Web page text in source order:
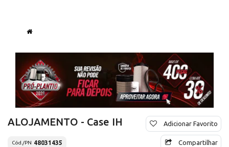
ALOJAMENTO - Case IH
Cód./PN 48031435
Adicionar Favorito
Compartilhar